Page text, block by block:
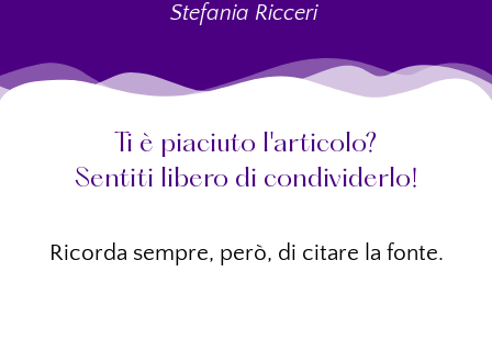
Stefania Ricceri
Ti è piaciuto l'articolo?
Sentiti libero di condividerlo!
Ricorda sempre, però, di citare la fonte.